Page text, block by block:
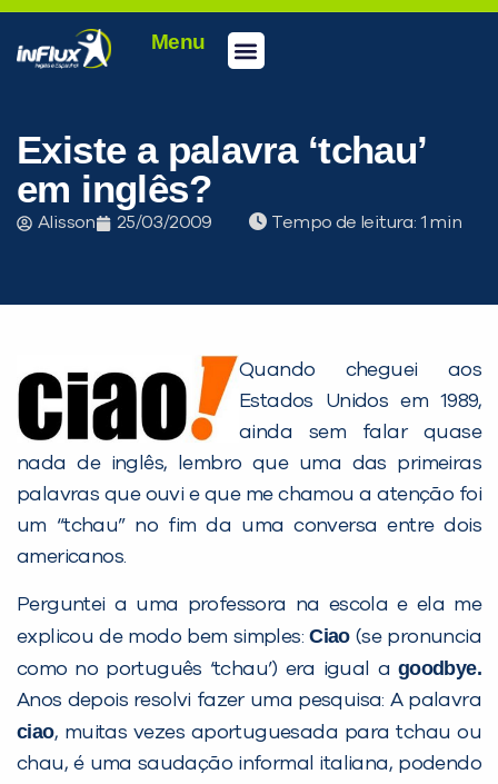
Menu
Existe a palavra ‘tchau’
em inglês?
Alisson 25/03/2009 Tempo de leitura:
Quando cheguei aos
Estados Unidos em 1989,
ainda sem falar quase
nada de inglês, lembro que uma das primeiras
palavras que ouvi e que me chamou a atenção foi
um “tchau” no fim da uma conversa entre dois
americanos.
Perguntei a uma professora na escola e ela me
explicou de modo bem simples:Ciao(se pronuncia
como no português ‘tchau’) era igual a goodbye.
Anos depois resolvi fazer uma pesquisa: A palavra
ciao, muitas vezes aportuguesada para tchau ou
chau, é uma saudação informal italiana, podendo
PEÇA UMA DEMONSTRAÇÃO DE MÉTODO
Desculpe!
Não encontramos nenhuma unidade
inFlux nesta cidade ou bairro que